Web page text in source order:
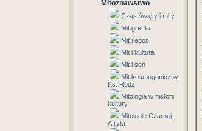
Mitoznawstwo
Czas święty i mity
Mit grecki
Mit i epos
Mit i kultura
Mit i sen
Mit kosmogoniczny
Ks. Rodz.
Mitologia w historii
kultury
Mitologie Czarnej
Afryki